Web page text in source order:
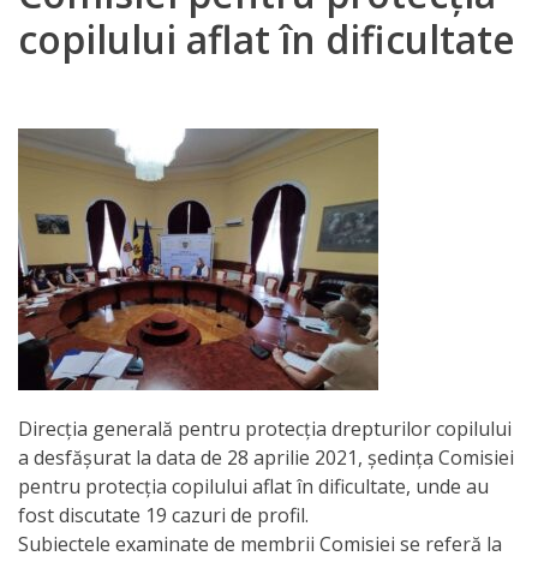
Structura
Orarul
audienței
Managementul
instituției
Planuri
de
activitate
Parteneriate
copilului aflat în dificultate
Direcția generală pentru protecția drepturilor copilului
a desfășurat la data de 28 aprilie 2021, ședința Comisiei
pentru protecția copilului aflat în dificultate, unde au
fost discutate 19 cazuri de profil.
Subiectele examinate de membrii Comisiei se referă la